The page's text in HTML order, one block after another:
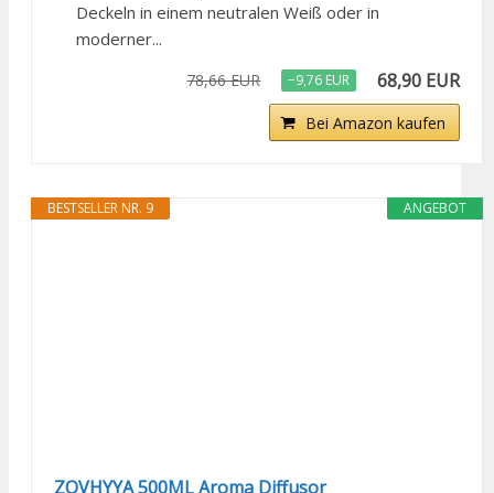
Deckeln in einem neutralen Weiß oder in
moderner...
78,66 EUR −9,76 EUR 68,90 EUR
Bei Amazon kaufen
ANGEBOT
BESTSELLER NR. 9
ZOVHYYA 500ML Aroma Diffusor